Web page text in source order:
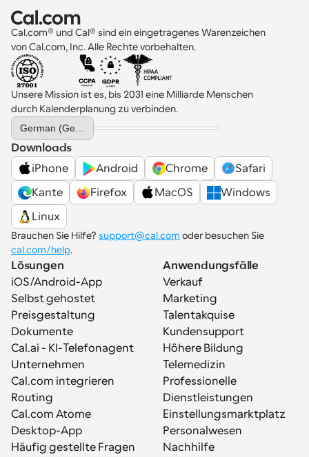
Cal.com® und Cal® sind ein eingetragenes Warenzeichen
von Cal.com, Inc. Alle Rechte vorbehalten.
Unsere Mission ist es, bis 2031 eine Milliarde Menschen
durch Kalenderplanung zu verbinden.
Select Language
Downloads
iPhone
Android Chrome
Safari
Kante
Firefox MacOS
Windows
Linux
Brauchen Sie Hilfe? support@cal.com
cal.com/help.
Lösungen
iOS/Android-App
Selbst gehostet
Preisgestaltung
Dokumente
Cal.ai - KI-Telefonagent
Unternehmen
Cal.com integrieren
Routing
Cal.com Atome
Desktop-App
Häufig gestellte Fragen
Anwendungsfälle
Verkauf
Marketing
Talentakquise
Kundensupport
Höhere Bildung
Telemedizin
Professionelle
Dienstleistungen
Einstellungsmarktplatz
Personalwesen
Nachhilfe